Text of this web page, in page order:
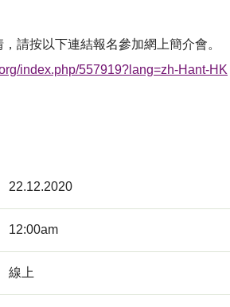
請按以下連結報名參加網上簡介會。
index.php/557919?lang=zh-Hant-HK
22.12.2020
12:00am
線上